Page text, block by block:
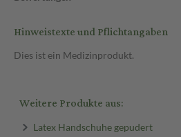
Hinweistexte und Pflichtangaben
Dies ist ein Medizinprodukt.
Weitere Produkte aus:
Latex Handschuhe gepudert